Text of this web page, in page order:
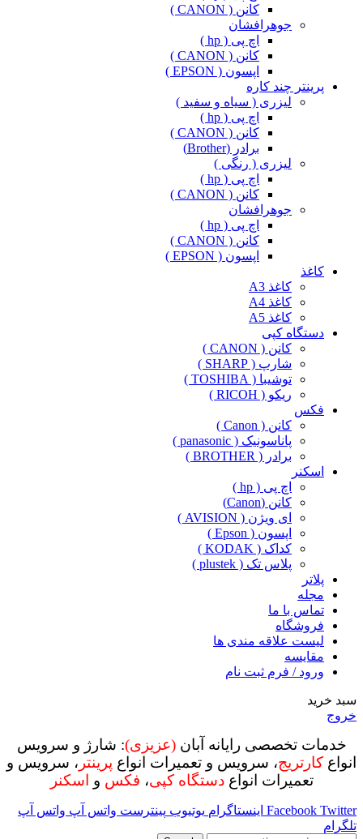
کانن ( CANON )
جوهرافشان
اچ پی ( hp )
کانن ( CANON )
اپسون ( EPSON )
پرینتر چند کاره
لیزری ( سیاه و سفید )
اچ پی ( hp )
کانن ( CANON )
برادر (Brother)
لیزری ( رنگی )
اچ پی ( hp )
کانن ( CANON )
جوهرافشان
اچ پی ( hp )
کانن ( CANON )
اپسون ( EPSON )
کاغذ
کاغذ A3
کاغذ A4
کاغذ A5
دستگاه کپی
کانن ( CANON )
شارپ ( SHARP )
توشیبا ( TOSHIBA )
ریکو ( RICOH )
فکس
کانن ( Canon )
پاناسونیک ( panasonic )
برادر ( BROTHER )
اسکنر
اچ پی ( hp )
کانن (Canon)
ای ویژن ( AVISION )
اپسون ( Epson )
کداک ( KODAK )
پلاس تک ( plustek )
پلاتر
مجله
تماس با ما
فروشگاه
لیست علاقه مندی ها
مقایسه
ورود / فرم ثبت نام
سبد خرید
خروج
خدمات تخصصی رایانه آبان (عزیزی): شارژ و سرویس
انواع کارتریج، سرویس و تعمیرات انواع پرینتر ، سرویس و
تعمیرات انواعدستگاه کپی، فکس و اسکنر
Facebook Twitter اینستاگرام یوتیوب پینترست واتس آپ واتس آپ
تلگرام